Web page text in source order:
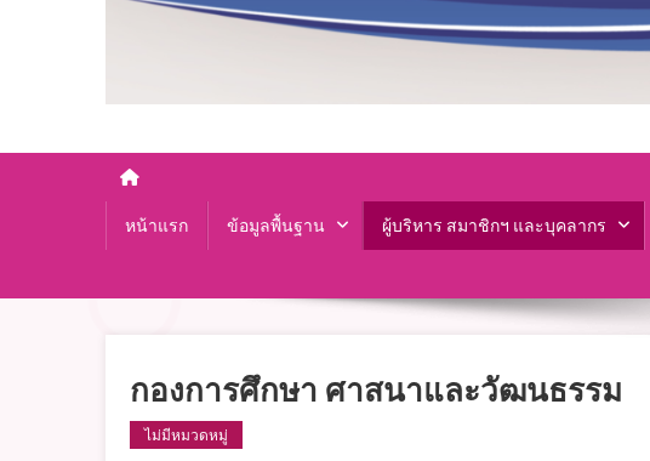
หน้าแรก ข้อมูลพื้นฐาน ผู้บริหาร สมาชิกฯ และบุคลากร
กองการศึกษา ศาสนาและวัฒนธรรม
ไม่มีหมวดหมู่